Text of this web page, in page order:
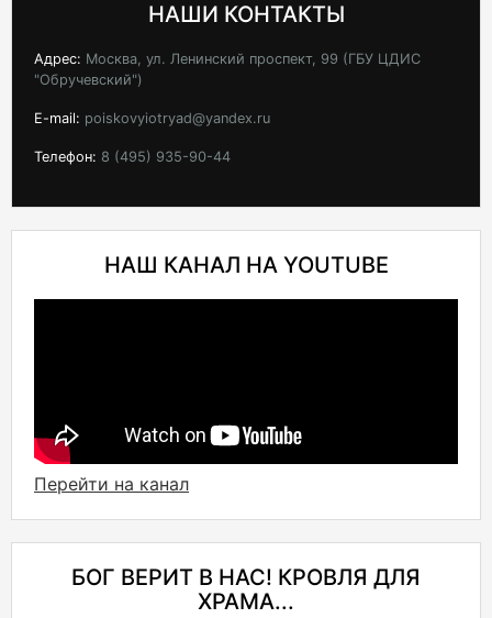
НАШИ КОНТАКТЫ
Адрес: Москва, ул. Ленинский проспект, 99 (ГБУ ЦДИС
"Обручевский")
E-mail: poiskovyiotryad@yandex.ru
Телефон: 8 (495) 935-90-44
НАШ КАНАЛ НА YOUTUBE
Перейти на канал
БОГ ВЕРИТ В НАС! КРОВЛЯ ДЛЯ
ХРАМА...